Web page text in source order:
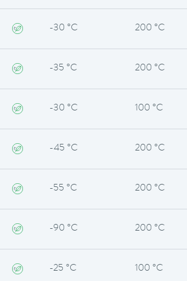
-30 °C 200 °C
-35 °C 200 °C
-30 °C 100 °C
-45 °C 200 °C
-55 °C 200 °C
-90 °C 200 °C
-25 °C 100 °C